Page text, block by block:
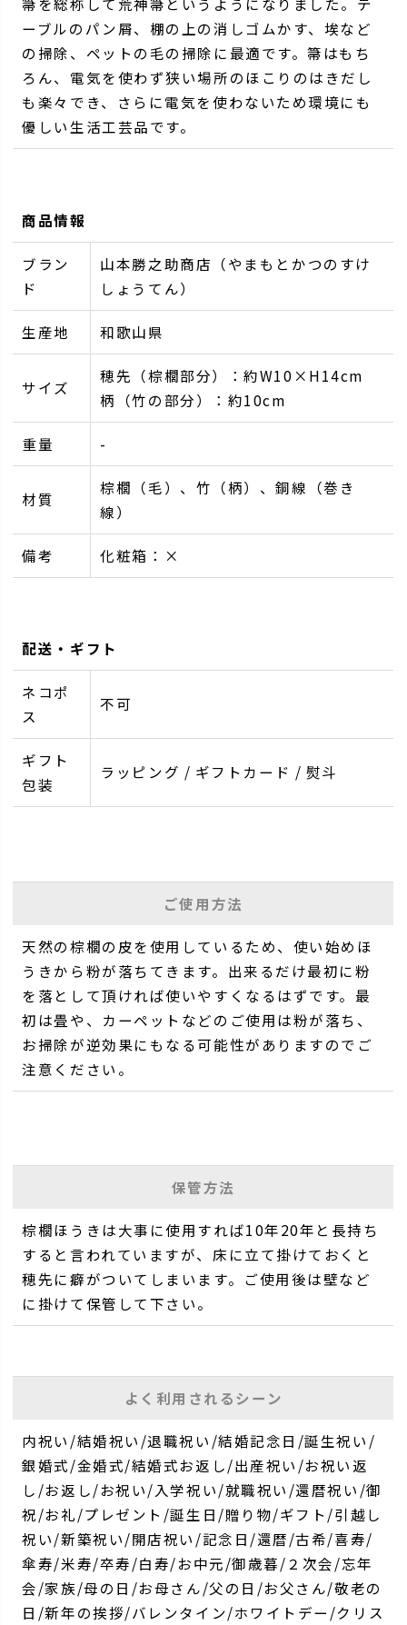
ーブルのパン屑、棚の上の消しゴムかす、埃など
の掃除、ペットの毛の掃除に最適です。箒はもち
ろん、電気を使わず狭い場所のほこりのはきだし
も楽々でき、さらに電気を使わないため環境にも
優しい生活工芸品です。
商品情報
ブラン
ド
山本勝之助商店（やまもとかつのすけ
しょうてん）
生産地 和歌山県
サイズ
穂先（棕櫚部分）：約W10×H14cm
柄（竹の部分）：約10cm
重量 -
材質
棕櫚（毛）、竹（柄）、銅線（巻き
線）
備考 化粧箱：×
配送・ギフト
ネコポ
ス
不可
ギフト
包装
ラッピング / ギフトカード / 熨斗
ご使用方法
天然の棕櫚の皮を使用しているため、使い始めほ
うきから粉が落ちてきます。出来るだけ最初に粉
を落として頂ければ使いやすくなるはずです。最
初は畳や、カーペットなどのご使用は粉が落ち、
お掃除が逆効果にもなる可能性がありますのでご
注意ください。
保管方法
棕櫚ほうきは大事に使用すれば10年20年と長持ち
すると言われていますが、床に立て掛けておくと
穂先に癖がついてしまいます。ご使用後は壁など
に掛けて保管して下さい。
よく利用されるシーン
内祝い/結婚祝い/退職祝い/結婚記念日/誕生祝い/
銀婚式/金婚式/結婚式お返し/出産祝い/お祝い返
し/お返し/お祝い/入学祝い/就職祝い/還暦祝い/御
祝/お礼/プレゼント/誕生日/贈り物/ギフト/引越し
祝い/新築祝い/開店祝い/記念日/還暦/古希/喜寿/
傘寿/米寿/卒寿/白寿/お中元/御歳暮/２次会/忘年
会/家族/母の日/お母さん/父の日/お父さん/敬老の
日/新年の挨拶/バレンタイン/ホワイトデー/クリス